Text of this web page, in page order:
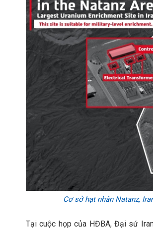
Cơ sở hạt nhân Natanz,
Tại cuộc họp của HĐBA, Đại sứ